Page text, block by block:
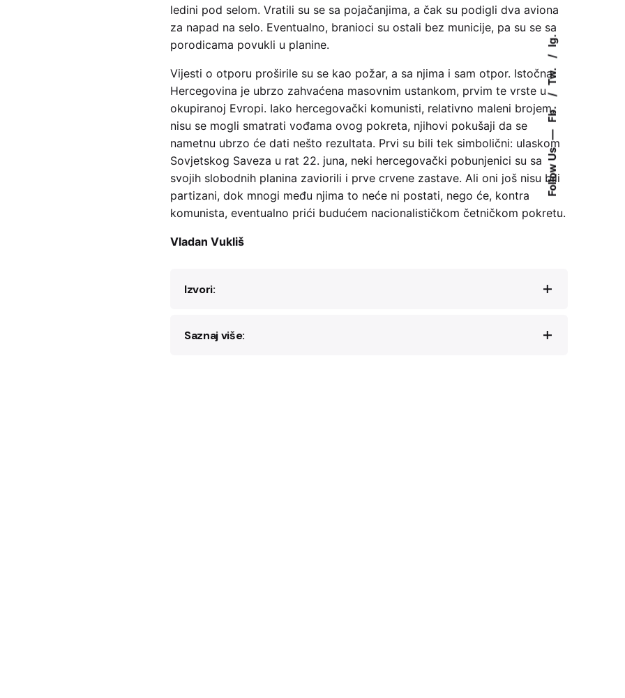
Follow Us
Fb.
Tw.
Ig.
ledini pod selom. Vratili su se sa pojačanjima, a čak su podigli dva aviona
za napad na selo. Eventualno, branioci su ostali bez municije, pa su se sa
porodicama povukli u planine.
Vijesti o otporu proširile su se kao požar, a sa njima i sam otpor. Istočna
Hercegovina je ubrzo zahvaćena masovnim ustankom, prvim te vrste u
okupiranoj Evropi. Iako hercegovački komunisti, relativno maleni brojem,
nisu se mogli smatrati vođama ovog pokreta, njihovi pokušaji da se
nametnu ubrzo će dati nešto rezultata. Prvi su bili tek simbolični: ulaskom
Sovjetskog Saveza u rat 22. juna, neki hercegovački pobunjenici su sa
svojih slobodnih planina zaviorili i prve crvene zastave. Ali oni još nisu bili
partizani, dok mnogi među njima to neće ni postati, nego će, kontra
komunista, eventualno prići budućem nacionalističkom četničkom pokretu.
Vladan Vukliš
Izvori:
Hercegovina u
Saznaj više: